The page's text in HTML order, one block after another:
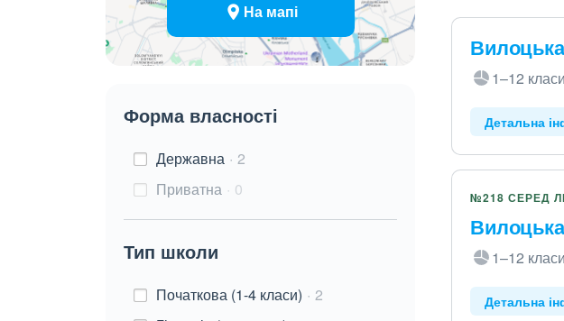
На мапі
Форма власності
Державна
2
Приватна
0
Тип школи
Початкова (1-4 класи)
2
1–12 класи
Детальна
№218 СЕРЕД
1–12 класи
Детальна